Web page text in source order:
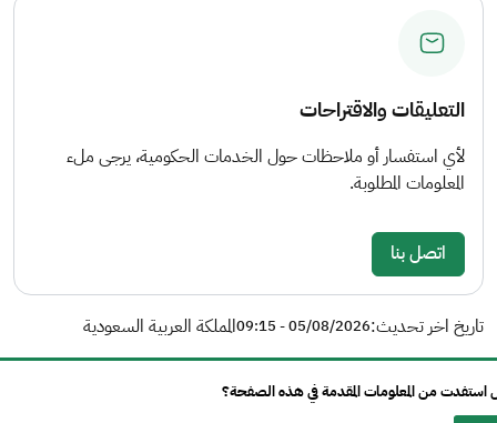
التعليقات والاقتراحات
لأي استفسار أو ملاحظات حول الخدمات الحكومية، يرجى ملء
المعلومات المطلوبة.
اتصل بنا
تاريخ اخر تحديث:05/08/2026 - 09:15 المملكة العربية السعودية
استفدت من المعلومات المقدمة في هذه الصفحة؟